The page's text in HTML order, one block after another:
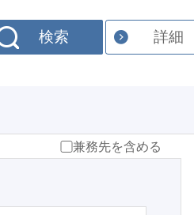
検索 詳細
兼務先を含める